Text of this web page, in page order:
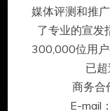
媒体评测和推
了专业的宣发
300,000位用
已
商务
E-mail